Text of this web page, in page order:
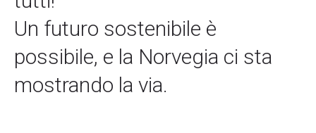
Un futuro sostenibile è
possibile, e la Norvegia ci sta
mostrando la via.